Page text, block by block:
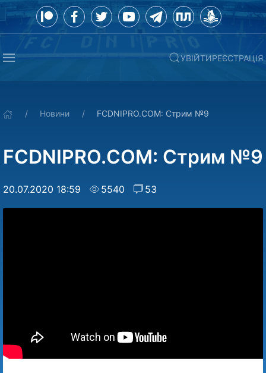
УВІЙТИРЕЄСТРАЦІЯ
Новини FCDNIPRO.COM: Стрим №9
FCDNIPRO.COM: Стрим №9
20.07.2020 18:59 5540 53